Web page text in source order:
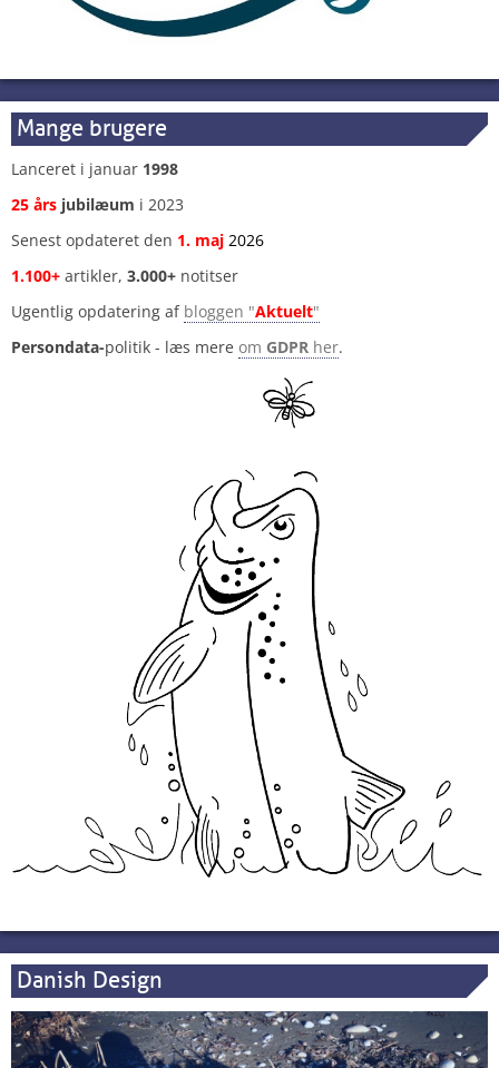
Mange brugere
Lanceret i januar 1998
25 års jubilæum i 2023
Senest opdateret den 1. maj 2026
1.100+ artikler, 3.000+ notitser
Ugentlig opdatering af bloggen "Aktuelt"
Persondata-politik - læs mere om GDPR her.
Danish Design